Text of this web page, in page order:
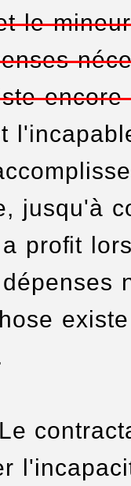
le
jusqu'à
profit